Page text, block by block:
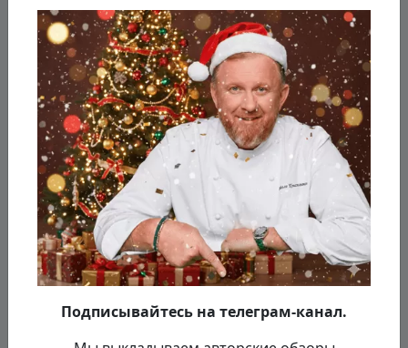
инвентарь. Идея Константина заключалась в
том, чтобы люди могли есть разнообразные
обеды за фиксированную цену. Иными
словами платишь одну сумму - ешь три разных
блюда.
Подписывайтесь на телеграм-канал.